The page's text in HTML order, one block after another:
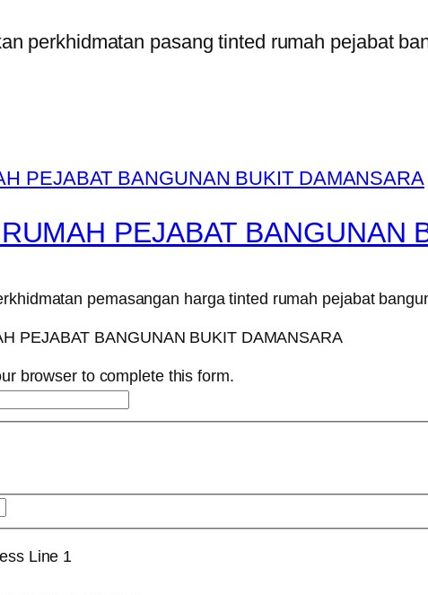
perkhidmatan pasang tinted rumah pejabat
PEJABAT BANGUNAN
pemasangan harga tinted rumah pejabat
browser to complete this form.
Line 1